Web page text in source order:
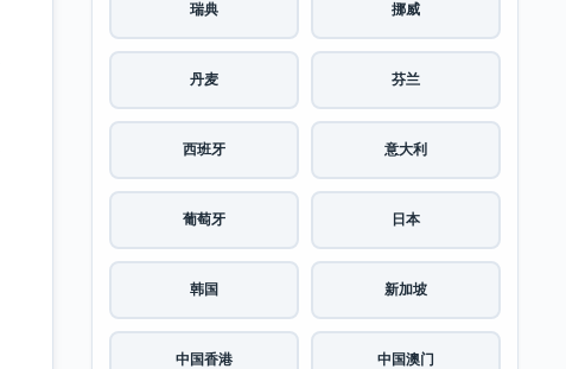
瑞典 挪威
丹麦 芬兰
西班牙 意大利
葡萄牙 日本
韩国 新加坡
中国香港 中国澳门